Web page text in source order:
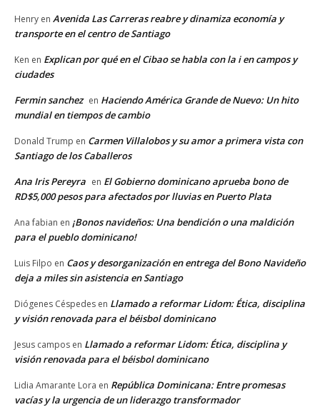
Henry en Avenida Las Carreras reabre y dinamiza economía y
transporte en el centro de Santiago
Ken en Explican por qué en el Cibao se habla con la i en campos y
ciudades
Fermin sanchez en Haciendo América Grande de Nuevo: Un hito
mundial en tiempos de cambio
Donald Trump en Carmen Villalobos y su amor a primera vista con
Santiago de los Caballeros
Ana Iris Pereyra en El Gobierno dominicano aprueba bono de
RD$5,000 pesos para afectados por lluvias en Puerto Plata
Ana fabian en ¡Bonos navideños: Una bendición o una maldición
para el pueblo dominicano!
Luis Filpo en Caos y desorganización en entrega del Bono Navideño
deja a miles sin asistencia en Santiago
Diógenes Céspedes en Llamado a reformar Lidom: Ética, disciplina
y visión renovada para el béisbol dominicano
Jesus campos en Llamado a reformar Lidom: Ética, disciplina y
visión renovada para el béisbol dominicano
Lidia Amarante Lora en República Dominicana: Entre promesas
vacías y la urgencia de un liderazgo transformador